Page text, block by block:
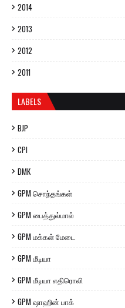
2014
2013
2012
2011
LABELS
BJP
CPI
DMK
GPM சொந்தங்கள்
GPM பைத்துல்மால்
GPM மக்கள் மேடை
GPM மீடியா
GPM மீடியா எதிரொலி
GPM ஷாஹின் பாக்